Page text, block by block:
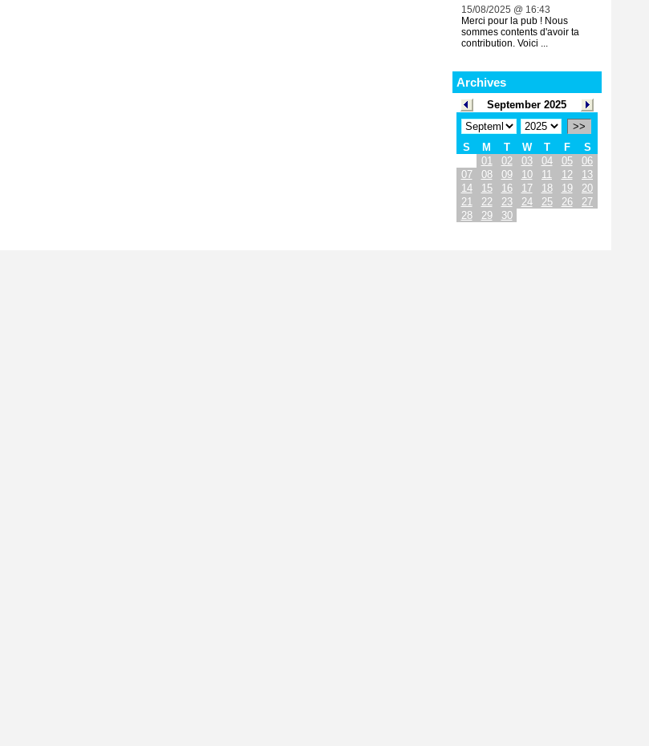
15/08/2025 @ 16:43
Merci pour la pub ! Nous
sommes contents d'avoir ta
contribution. Voici ...
Archives
September 2025
>>
S
M T W T F
S
01
02 03 04 05
06
07
08 09 10 11 12
13
14
15 16 17 18 19
20
21
22 23 24 25 26
27
28
29 30